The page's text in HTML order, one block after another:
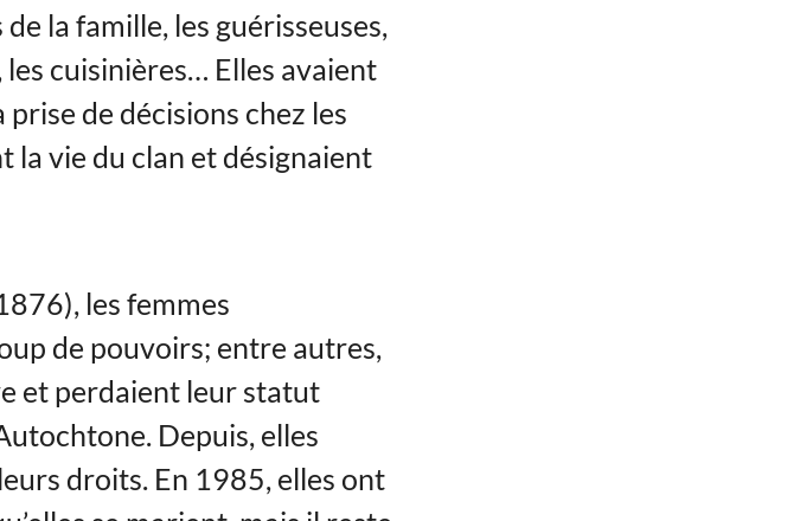
la famille, les guérisseuses,
les cuisinières… Elles avaient
de décisions chez les
la vie du clan et désignaient
les femmes
de pouvoirs; entre autres,
et perdaient leur statut
Depuis, elles
droits. En 1985, elles ont